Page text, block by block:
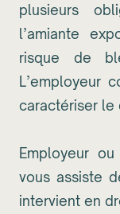
plusieurs
l’amiante
risque de
L’employeur
caractériser le
Employeur
vous assiste
intervient en